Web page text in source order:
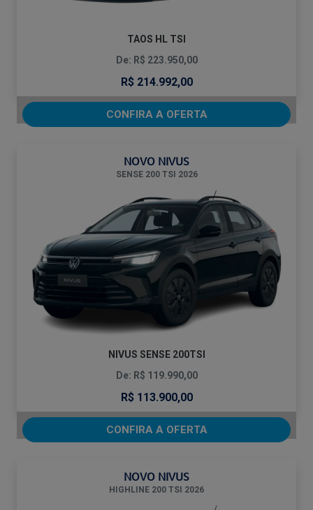
TAOS HL TSI
De: R$ 223.950,00
R$ 214.992,00
CONFIRA A OFERTA
NOVO NIVUS
SENSE 200 TSI 2026
NIVUS SENSE 200TSI
De: R$ 119.990,00
R$ 113.900,00
CONFIRA A OFERTA
NOVO NIVUS
HIGHLINE 200 TSI 2026